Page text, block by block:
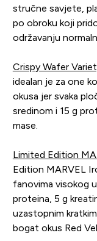
stručne savjete,
po obroku koji
održavanju
Crispy Wafer
idealan je za one
okusa jer svaka
sredinom i 15 g
mase.
Limited Edition
Edition MARVEL
fanovima visokog
proteina, 5 g
uzastopnim
bogat okus Red